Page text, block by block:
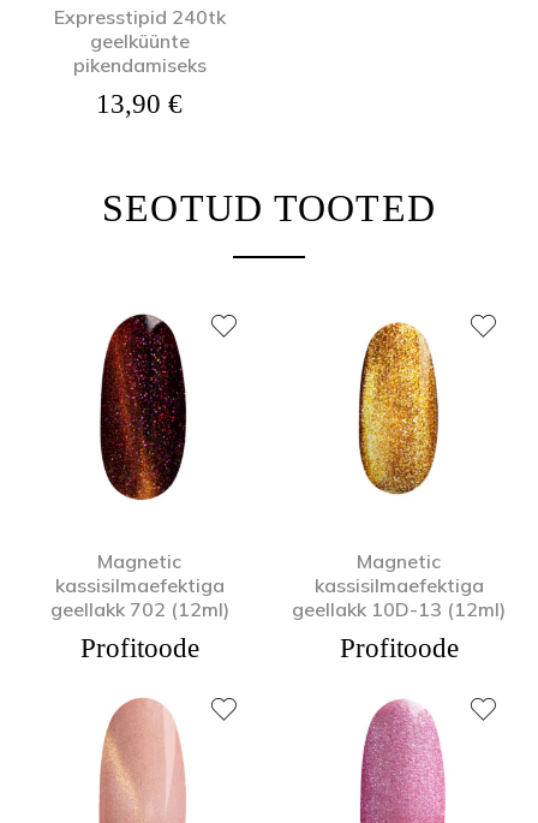
Expresstipid 240tk
geelküünte
pikendamiseks
13,90 €
SEOTUD TOOTED
Magnetic
kassisilmaefektiga
geellakk 702 (12ml)
Profitoode
Magnetic
kassisilmaefektiga
geellakk 10D-13 (12ml)
Profitoode